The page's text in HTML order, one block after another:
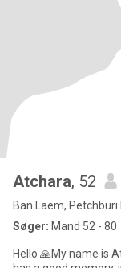
Atchara, 52
Ban Laem,
Søger: Mand 52 - 80
Hello 🙏My name is